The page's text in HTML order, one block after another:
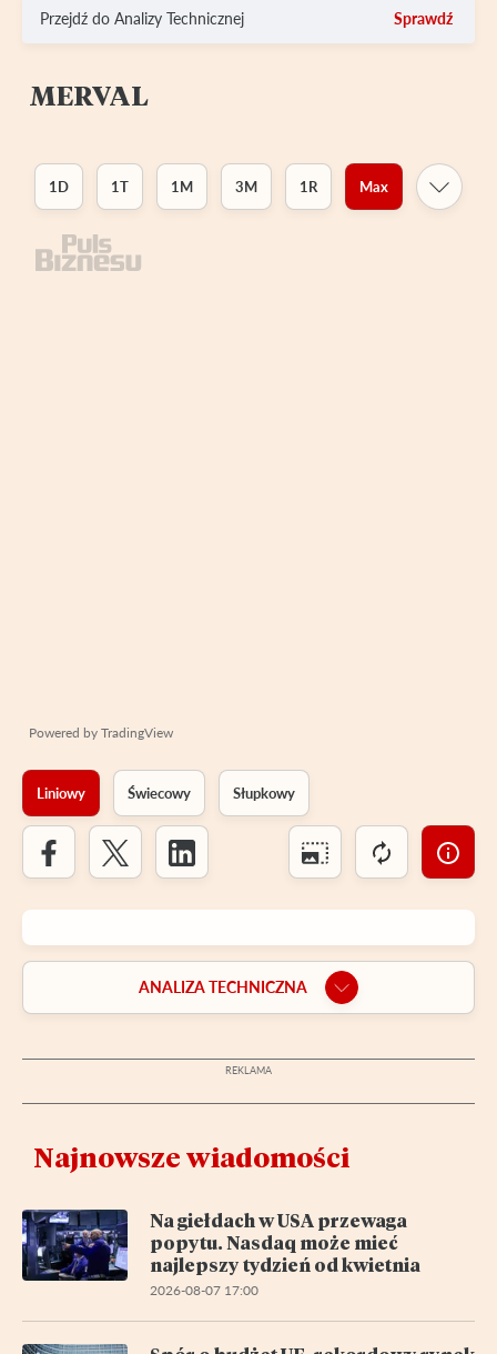
Przejdź do Analizy Technicznej Sprawdź
MERVAL
1D 1T 1M 3M 1R Max
Powered by TradingView
Liniowy Świecowy Słupkowy
ANALIZA TECHNICZNA
Najnowsze wiadomości
Na giełdach w USA przewaga
popytu. Nasdaq może mieć
najlepszy tydzień od kwietnia
2026-08-07 17:00